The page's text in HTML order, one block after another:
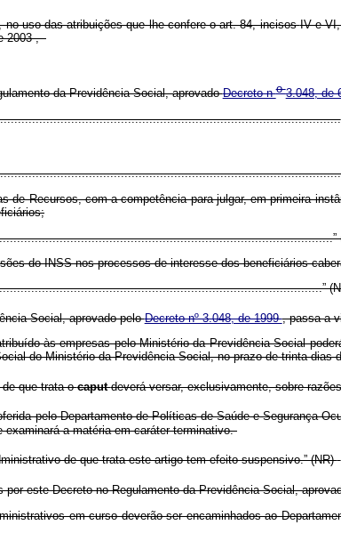
no uso das atribuições que lhe confere o art. 84, incisosIV e
2003,
da Previdência Social, aprovadoDecreto no3.048, de
de Recursos, com a competência para julgar, em primeira
do INSS nos processos de interesse dos beneficiários
Social, aprovado peloDecreto nº 3.048, de 1999, passa a
às empresas pelo Ministério da Previdência Social
do Ministério da Previdência Social, no prazo de trinta dias
que trata ocaputdeverá versar, exclusivamente, sobre
pelo Departamento de Políticas de Saúde e Segurança
examinará a matéria em caráter terminativo.
de que trata este artigo tem efeito suspensivo.” (NR)
este Decreto no Regulamento da Previdência Social,
em curso deverão ser encaminhados ao